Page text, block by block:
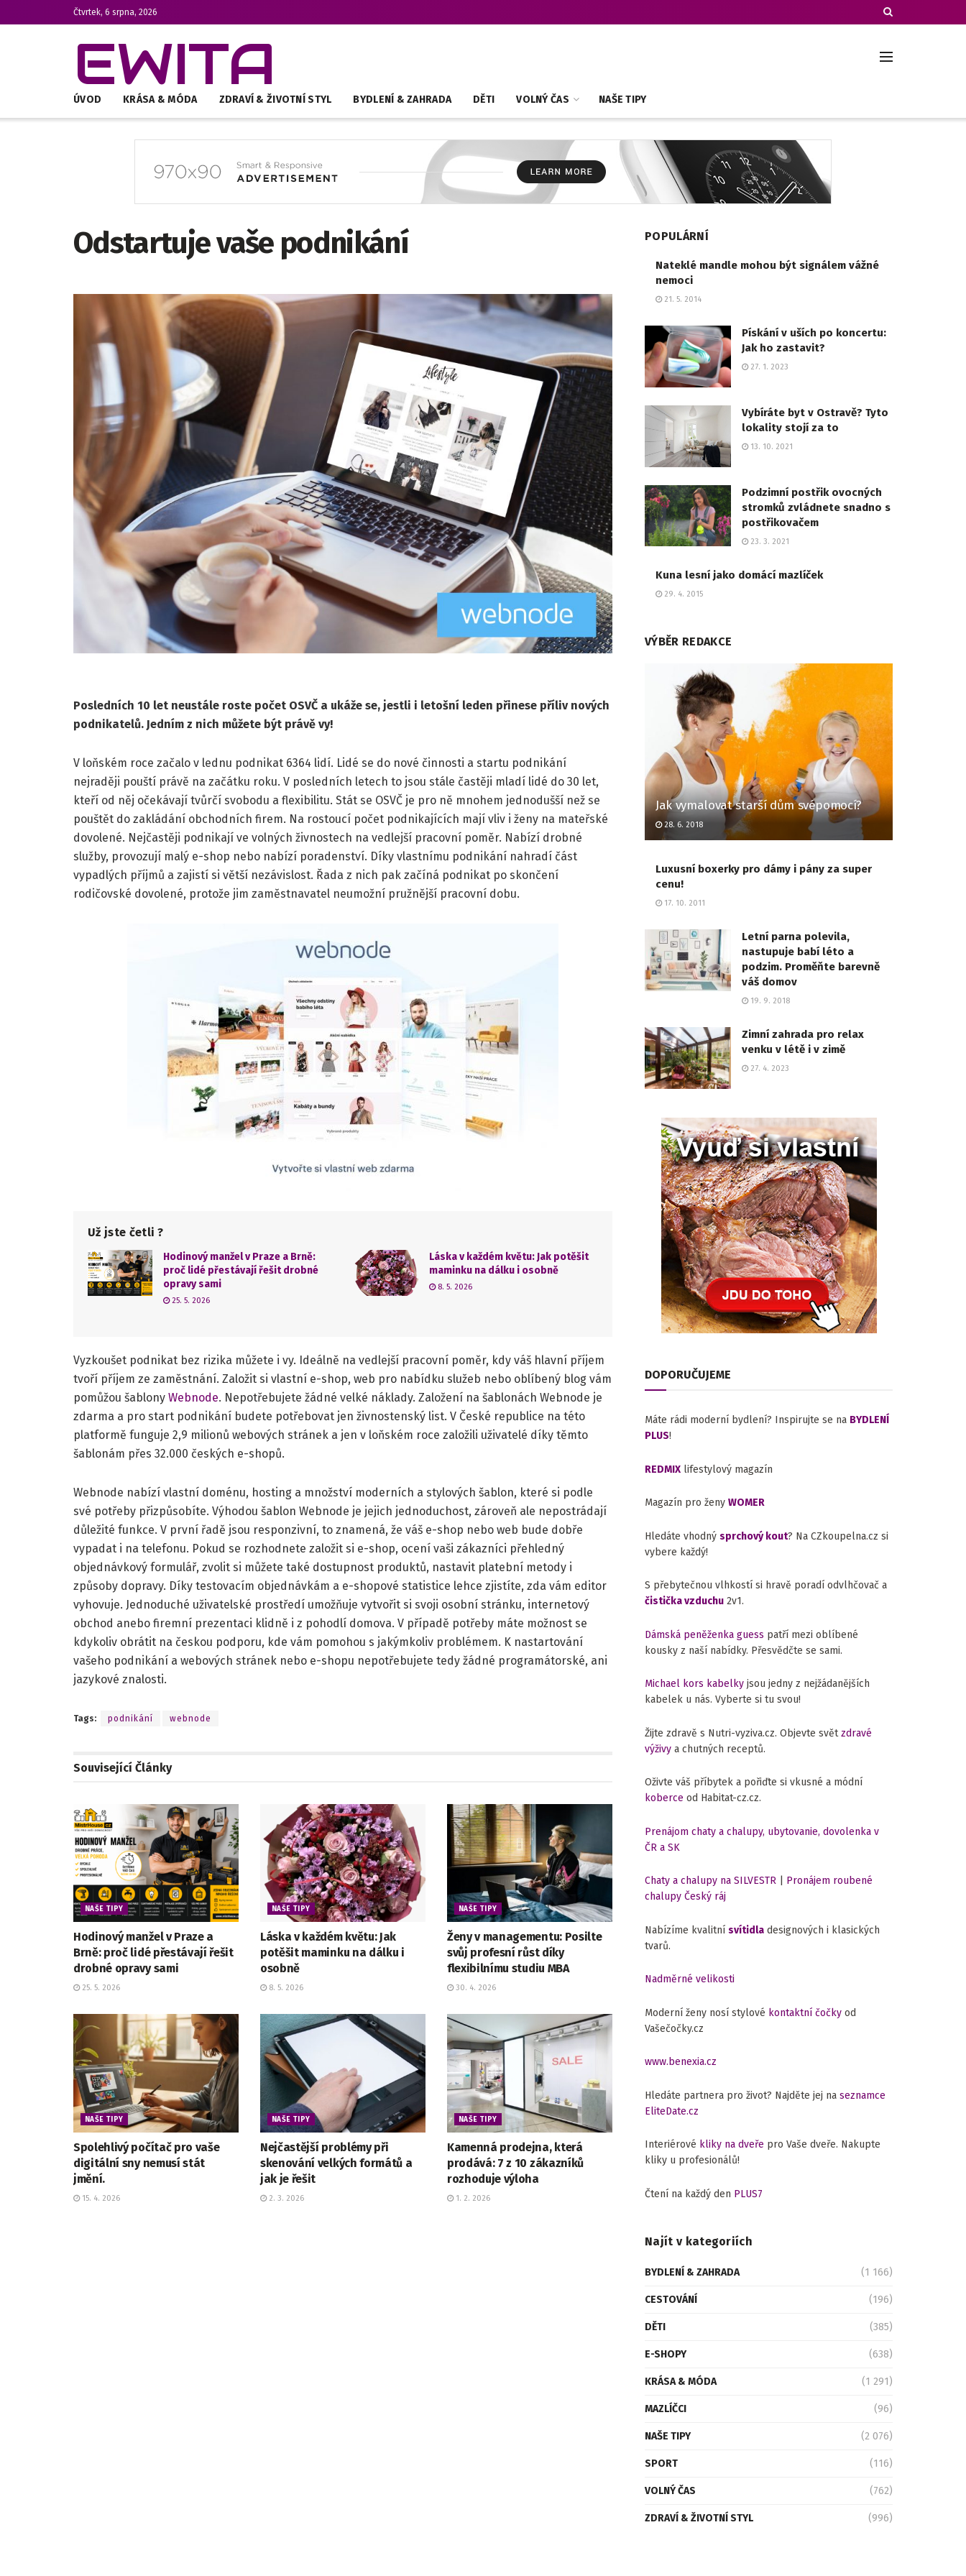
Čtvrtek, 6 srpna, 2026
EWITA
ÚVOD KRÁSA & MÓDA ZDRAVÍ & ŽIVOTNÍ STYL BYDLENÍ & ZAHRADA DĚTI VOLNÝ ČAS NAŠE TIPY
Odstartuje vaše podnikání
Posledních 10 let neustále roste počet OSVČ a ukáže se, jestli i letošní leden přinese příliv nových
podnikatelů. Jedním z nich můžete být právě vy!
V loňském roce začalo v lednu podnikat 6364 lidí. Lidé se do nové činnosti a startu podnikání
nejraději pouští právě na začátku roku. V posledních letech to jsou stále častěji mladí lidé do 30 let,
kteří od něj očekávají tvůrčí svobodu a flexibilitu. Stát se OSVČ je pro ně mnohem jednodušší než se
pouštět do zakládání obchodních firem. Na rostoucí počet podnikajících mají vliv i ženy na mateřské
dovolené. Nejčastěji podnikají ve volných živnostech na vedlejší pracovní poměr. Nabízí drobné
služby, provozují malý e-shop nebo nabízí poradenství. Díky vlastnímu podnikání nahradí část
vypadlých příjmů a zajistí si větší nezávislost. Řada z nich pak začíná podnikat po skončení
rodičovské dovolené, protože jim zaměstnavatel neumožní pružnější pracovní dobu.
Už jste četli ?
Hodinový manžel v Praze a Brně:
proč lidé přestávají řešit drobné
opravy sami
25. 5. 2026
Láska v každém květu: Jak potěšit
maminku na dálku i osobně
8. 5. 2026
Vyzkoušet podnikat bez rizika můžete i vy. Ideálně na vedlejší pracovní poměr, kdy váš hlavní příjem
tvoří příjem ze zaměstnání. Založit si vlastní e-shop, web pro nabídku služeb nebo oblíbený blog vám
pomůžou šablony Webnode. Nepotřebujete žádné velké náklady. Založení na šablonách Webnode je
zdarma a pro start podnikání budete potřebovat jen živnostenský list. V České republice na této
platformě funguje 2,9 milionů webových stránek a jen v loňském roce založili uživatelé díky těmto
šablonám přes 32.000 českých e-shopů.
Webnode nabízí vlastní doménu, hosting a množství moderních a stylových šablon, které si podle
své potřeby přizpůsobíte. Výhodou šablon Webnode je jejich jednoduchost, zároveň ale nepostrádají
důležité funkce. V první řadě jsou responzivní, to znamená, že váš e-shop nebo web bude dobře
vypadat i na telefonu. Pokud se rozhodnete založit si e-shop, ocení vaši zákazníci přehledný
objednávkový formulář, zvolit si můžete také dostupnost produktů, nastavit platební metody i
způsoby dopravy. Díky testovacím objednávkám a e-shopové statistice lehce zjistíte, zda vám editor
vyhovuje. Jednoduché uživatelské prostředí umožňuje vytvořit si svoji osobní stránku, internetový
obchod anebo firemní prezentaci klidně i z pohodlí domova. V případě potřeby máte možnost se
kdykoliv obrátit na českou podporu, kde vám pomohou s jakýmkoliv problémem. K nastartování
vašeho podnikání a webových stránek nebo e-shopu nepotřebujete tedy žádné programátorské, ani
jazykové znalosti.
Tags: podnikání webnode
Související Články
NAŠE TIPY
Hodinový manžel v Praze a
Brně: proč lidé přestávají řešit
drobné opravy sami
25. 5. 2026
NAŠE TIPY
Láska v každém květu: Jak
potěšit maminku na dálku i
osobně
8. 5. 2026
NAŠE TIPY
Ženy v managementu: Posilte
svůj profesní růst díky
flexibilnímu studiu MBA
30. 4. 2026
NAŠE TIPY
Spolehlivý počítač pro vaše
digitální sny nemusí stát
jmění.
15. 4. 2026
NAŠE TIPY
Nejčastější problémy při
skenování velkých formátů a
jak je řešit
2. 3. 2026
NAŠE TIPY
Kamenná prodejna, která
prodává: 7 z 10 zákazníků
rozhoduje výloha
1. 2. 2026
POPULÁRNÍ
Nateklé mandle mohou být signálem vážné
nemoci
21. 5. 2014
Pískání v uších po koncertu:
Jak ho zastavit?
27. 1. 2023
Vybíráte byt v Ostravě? Tyto
lokality stojí za to
13. 10. 2021
Podzimní postřik ovocných
stromků zvládnete snadno s
postřikovačem
23. 3. 2021
Kuna lesní jako domácí mazlíček
29. 4. 2015
VÝBĚR REDAKCE
Jak vymalovat starší dům svépomocí?
28. 6. 2018
Luxusní boxerky pro dámy i pány za super
cenu!
17. 10. 2011
Letní parna polevila,
nastupuje babí léto a
podzim. Proměňte barevně
váš domov
19. 9. 2018
Zimní zahrada pro relax
venku v létě i v zimě
27. 4. 2023
DOPORUČUJEME
Máte rádi moderní bydlení? Inspirujte se na BYDLENÍ
PLUS!
REDMIX lifestylový magazín
Magazín pro ženy WOMER
Hledáte vhodný sprchový kout? Na CZkoupelna.cz si
vybere každý!
S přebytečnou vlhkostí si hravě poradí odvlhčovač a
čistička vzduchu 2v1.
Dámská peněženka guess patří mezi oblíbené
kousky z naší nabídky. Přesvědčte se sami.
Michael kors kabelky jsou jedny z nejžádanějších
kabelek u nás. Vyberte si tu svou!
Žijte zdravě s Nutri-vyziva.cz. Objevte světzdravé
výživy a chutných receptů.
Oživte váš příbytek a pořiďte si vkusné a módní
koberce od Habitat-cz.cz.
Prenájom chaty a chalupy, ubytovanie, dovolenka v
ČR a SK
Chaty a chalupy na SILVESTR
Pronájem roubené
chalupy Český ráj
Nabízíme kvalitní svítidla designových i klasických
tvarů.
Nadměrné velikosti
Moderní ženy nosí stylové kontaktní čočky od
Vašečočky.cz
www.benexia.cz
Hledáte partnera pro život? Najděte jej na seznamce
EliteDate.cz
Interiérové kliky na dveře pro Vaše dveře. Nakupte
kliky u profesionálů!
Čtení na každý den PLUS7
Najít v kategoriích
BYDLENÍ & ZAHRADA (1 166)
CESTOVÁNÍ (196)
DĚTI (385)
E-SHOPY (638)
KRÁSA & MÓDA (1 291)
MAZLÍČCI (96)
NAŠE TIPY (2 076)
SPORT (116)
VOLNÝ ČAS (762)
ZDRAVÍ & ŽIVOTNÍ STYL (996)